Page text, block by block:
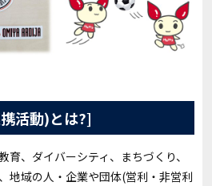
活動)とは?]
、ダイバーシティ、まちづくり、
地域の人・企業や団体(営利・非営利